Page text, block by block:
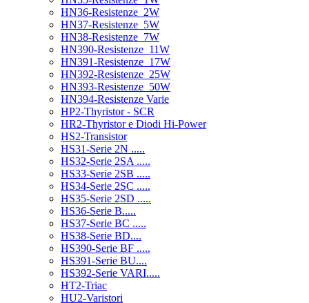
HN36-Resistenze_2W
HN37-Resistenze_5W
HN38-Resistenze_7W
HN390-Resistenze_11W
HN391-Resistenze_17W
HN392-Resistenze_25W
HN393-Resistenze_50W
HN394-Resistenze Varie
HP2-Thyristor - SCR
HR2-Thyristor e Diodi Hi-Power
HS2-Transistor
HS31-Serie 2N .....
HS32-Serie 2SA .....
HS33-Serie 2SB .....
HS34-Serie 2SC .....
HS35-Serie 2SD .....
HS36-Serie B.....
HS37-Serie BC .....
HS38-Serie BD....
HS390-Serie BF .....
HS391-Serie BU....
HS392-Serie VARI.....
HT2-Triac
HU2-Varistori